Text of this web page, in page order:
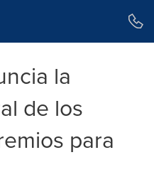
la
de los
para